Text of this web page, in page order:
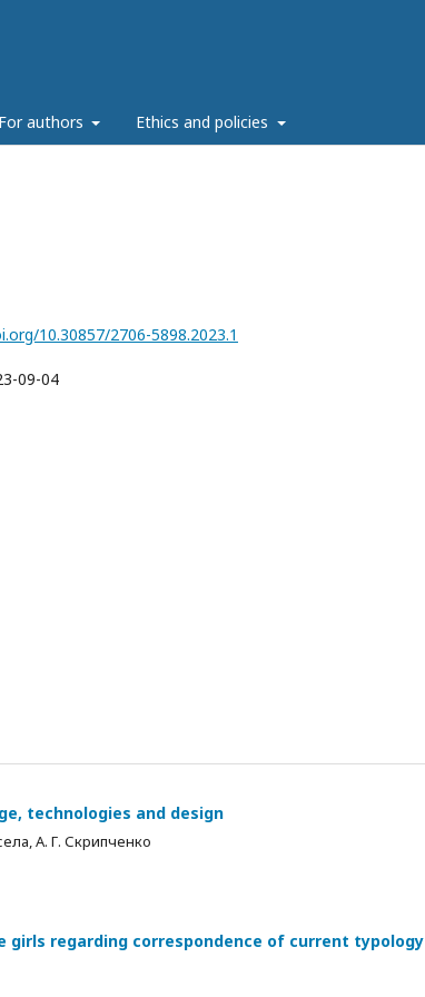
For authors Ethics and policies
10.30857/2706-5898.2023.1
09-04
technologies and design
А. Г. Скрипченко
girls regarding correspondence of current typology